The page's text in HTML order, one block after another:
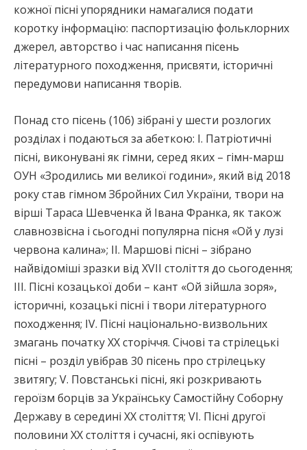
кожної пісні упорядники намагалися подати
коротку інформацію: паспортизацію фольклорних
джерел, авторство і час написання пісень
літературного походження, присвяти, історичні
передумови написання творів.
Понад сто пісень (106) зібрані у шести розлогих
розділах і подаються за абеткою: І. Патріотичні
пісні, виконувані як гімни, серед яких – гімн-марш
ОУН «Зродились ми великої години», який від 2018
року став гімном Збройних Сил України, твори на
вірші Тараса Шевченка й Івана Франка, як також
славнозвісна і сьогодні популярна пісня «Ой у лузі
червона калина»; II. Маршові пісні – зібрано
найвідоміші зразки від ХVII століття до сьогодення;
ІІІ. Пісні козацької доби – кант «Ой зійшла зоря»,
історичні, козацькі пісні і твори літературного
походження; IV. Пісні національно-визвольних
змагань початку XX сторіччя. Січові та стрілецькі
пісні – розділ увібрав 30 пісень про стрілецьку
звитягу; V. Повстанські пісні, які розкривають
героїзм борців за Українську Самостійну Соборну
Державу в середині ХХ століття; VI. Пісні другої
половини XX століття і сучасні, які оспівують